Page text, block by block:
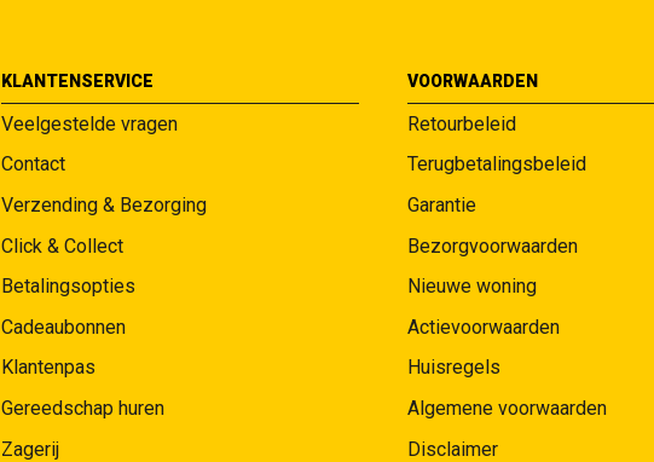
KLANTENSERVICE
Veelgestelde vragen
Contact
Verzending & Bezorging
Click & Collect
Betalingsopties
Cadeaubonnen
Klantenpas
Gereedschap huren
Zagerij
VOORWAARDEN
Retourbeleid
Terugbetalingsbeleid
Garantie
Bezorgvoorwaarden
Nieuwe woning
Actievoorwaarden
Huisregels
Algemene voorwaarden
Disclaimer